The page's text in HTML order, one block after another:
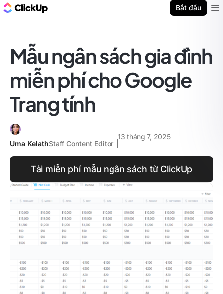
Bắt đầu
Mẫu ngân sách gia đình
miễn phí cho Google
Trang tính
Uma KelathStaff Content Editor
13 tháng 7, 2025
Tải miễn phí mẫu ngân sách từ ClickUp